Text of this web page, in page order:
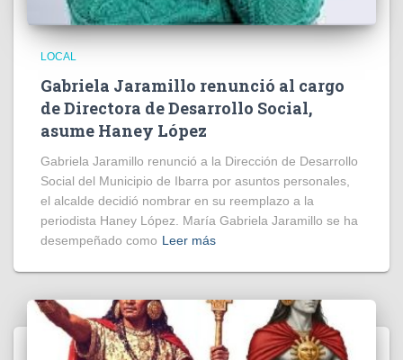
LOCAL
Gabriela Jaramillo renunció al cargo
de Directora de Desarrollo Social,
asume Haney López
Gabriela Jaramillo renunció a la Dirección de Desarrollo
Social del Municipio de Ibarra por asuntos personales,
el alcalde decidió nombrar en su reemplazo a la
periodista Haney López. María Gabriela Jaramillo se ha
desempeñado como Leer más